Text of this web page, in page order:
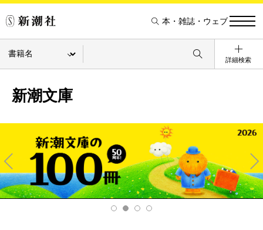
本・雑誌・ウェブ
詳細検索
新潮文庫
Pre
v
Ne
xt